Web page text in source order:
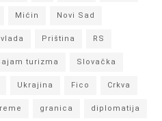
Mićin Novi Sad
Priština RS
turizma Slovačka
Ukrajina Fico Crkva
granica diplomatija